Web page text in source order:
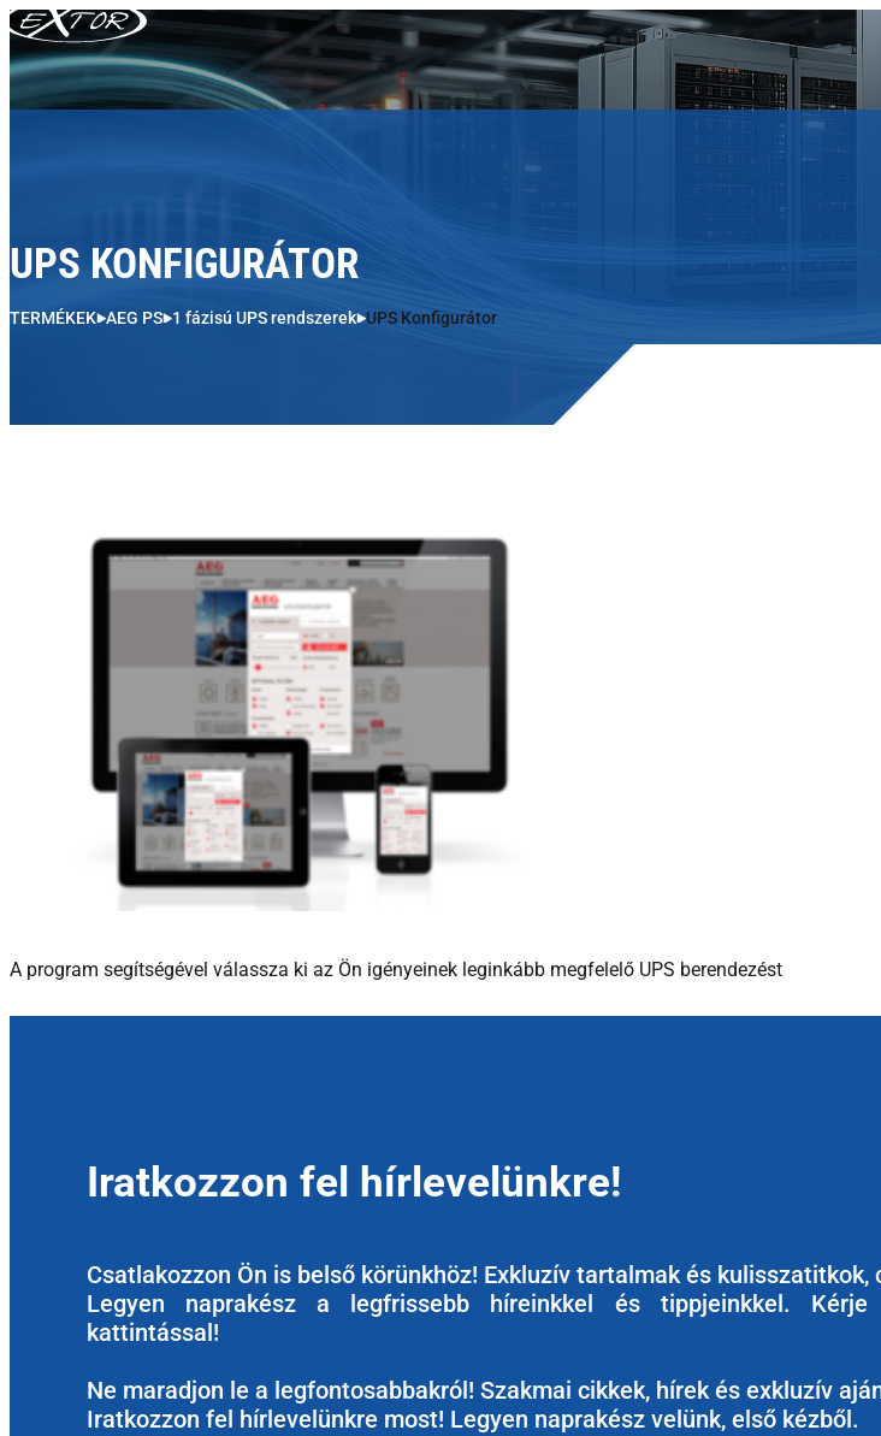
Skip to content
UPS KONFIGURÁTOR
TERMÉKEK AEG PS 1 fázisú UPS rendszerek UPS Konfigurátor
A program segítségével válassza ki az Ön igényeinek leginkább megfelelő UPS berendezést
Iratkozzon fel hírlevelünkre!
Csatlakozzon Ön is belső körünkhöz! Exkluzív tartalmak és kulisszatitkok,
Legyen naprakész a legfrissebb híreinkkel és tippjeinkkel. Kérje
kattintással!
Ne maradjon le a legfontosabbakról! Szakmai cikkek, hírek és exkluzív
Iratkozzon fel hírlevelünkre most! Legyen naprakész velünk, első kézből.